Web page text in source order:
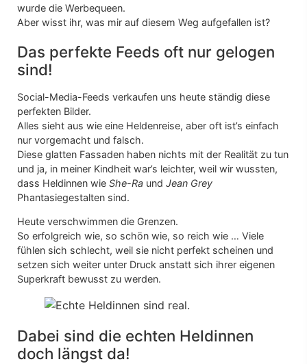
wurde die Werbequeen.
Aber wisst ihr, was mir auf diesem Weg aufgefallen ist?
Das perfekte Feeds oft nur gelogen
sind!
Social-Media-Feeds verkaufen uns heute ständig diese
perfekten Bilder.
Alles sieht aus wie eine Heldenreise, aber oft ist’s einfach
nur vorgemacht und falsch.
Diese glatten Fassaden haben nichts mit der Realität zu tun
und ja, in meiner Kindheit war’s leichter, weil wir wussten,
dass Heldinnen wie She-Ra und Jean Grey
Phantasiegestalten sind.
Heute verschwimmen die Grenzen.
So erfolgreich wie, so schön wie, so reich wie … Viele
fühlen sich schlecht, weil sie nicht perfekt scheinen und
setzen sich weiter unter Druck anstatt sich ihrer eigenen
Superkraft bewusst zu werden.
Dabei sind die echten Heldinnen
doch längst da!